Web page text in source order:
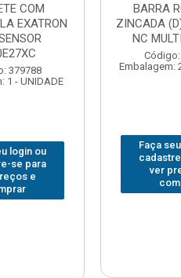
5/16”X1MT
379806
- UNIDADE
login ou
se para
e
JOMARCA
Embalagem:
Faça
ver